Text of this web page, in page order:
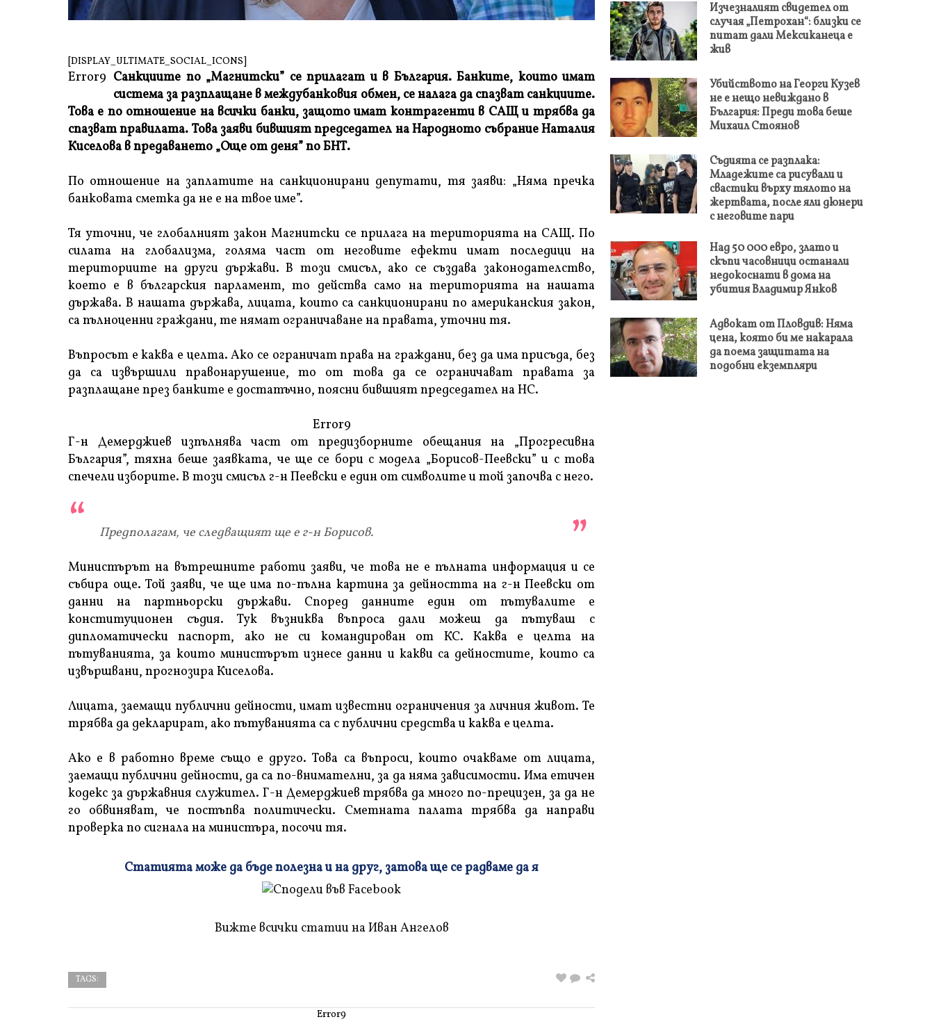
[DISPLAY_ULTIMATE_SOCIAL_ICONS]
Error9 Санкциите по „Магнитски” се прилагат и в България. Банките, които имат
система за разплащане в междубанковия обмен, се налага да спазват санкциите.
Това е по отношение на всички банки, защото имат контрагенти в САЩ и трябва да
спазват правилата. Това заяви бившият председател на Народното събрание Наталия
Киселова в предаването „Още от деня” по БНТ.
По отношение на заплатите на санкционирани депутати, тя заяви: „Няма пречка
банковата сметка да не е на твое име”.
Тя уточни, че глобалният закон Магнитски се прилага на територията на САЩ. По
силата на глобализма, голяма част от неговите ефекти имат последици на
териториите на други държави. В този смисъл, ако се създава законодателство,
което е в българския парламент, то действа само на територията на нашата
държава. В нашата държава, лицата, които са санкционирани по американския закон,
са пълноценни граждани, те нямат ограничаване на правата, уточни тя.
Въпросът е каква е целта. Ако се ограничат права на граждани, без да има присъда, без
да са извършили правонарушение, то от това да се ограничават правата за
разплащане през банките е достатъчно, поясни бившият председател на НС.
Error9
Г-н Демерджиев изпълнява част от предизборните обещания на „Прогресивна
България”, тяхна беше заявката, че ще се бори с модела „Борисов-Пеевски” и с това
спечели изборите. В този смисъл г-н Пеевски е един от символите и той започва с него.
Предполагам, че следващият ще е г-н Борисов.
Министърът на вътрешните работи заяви, че това не е пълната информация и се
събира още. Той заяви, че ще има по-пълна картина за дейността на г-н Пеевски от
данни на партньорски държави. Според данните един от пътувалите е
конституционен съдия. Тук възниква въпроса дали можеш да пътуваш с
дипломатически паспорт, ако не си командирован от КС. Каква е целта на
пътуванията, за които министърът изнесе данни и какви са дейностите, които са
извършвани, прогнозира Киселова.
Лицата, заемащи публични дейности, имат известни ограничения за личния живот. Те
трябва да декларират, ако пътуванията са с публични средства и каква е целта.
Ако е в работно време също е друго. Това са въпроси, които очакваме от лицата,
заемащи публични дейности, да са по-внимателни, за да няма зависимости. Има етичен
кодекс за държавния служител. Г-н Демерджиев трябва да много по-прецизен, за да не
го обвиняват, че постъпва политически. Сметната палата трябва да направи
проверка по сигнала на министъра, посочи тя.
Статията може да бъде полезна и на друг, затова ще се радваме да я
Вижте всички статии на Иван Ангелов
TAGS:
Error9
Изчезналият свидетел от
случая „Петрохан“: близки се
питат дали Мексиканеца е
жив
Убийството на Георги Кузев
не е нещо невиждано в
България: Преди това беше
Михаил Стоянов
Съдията се разплака:
Младежите са рисували и
свастики върху тялото на
жертвата, после яли дюнери
с неговите пари
Над 50 000 евро, злато и
скъпи часовници останали
недокоснати в дома на
убития Владимир Янков
Адвокат от Пловдив: Няма
цена, която би ме накарала
да поема защитата на
подобни екземпляри